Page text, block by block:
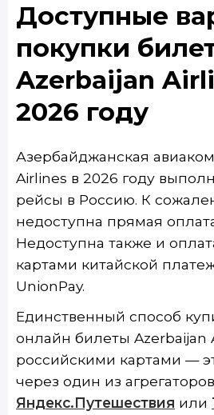
Доступные
покупки
Azerbaijan
2026 году
Азербайджанская
Airlines в 2026 году
рейсы в Россию. К
недоступна прямая
Недоступна также и
картами китайской
UnionPay.
Единственный способ
онлайн билеты Azerbaijan
российскими картами —
через один из
Яндекс.Путешествия или